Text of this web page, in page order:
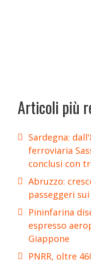
Articoli più
Sardegna:
ferroviaria
conclusi con
Abruzzo:
passeggeri
Pininfarina
espresso
Giappone
PNRR, oltre